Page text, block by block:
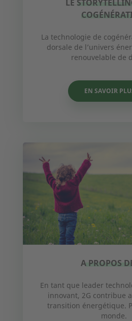
Politique de confidentialité:
vous nous autorisez à prendre
transmettre votre demande à
que des vendeurs, afin de
SOUMETTRE
Consulter un expert
LE
La technologie de
dorsale de l’univers
renouvelable de
EN SAVOIR
A PROPOS
En tant que leader
innovant, 2G contribue
transition énergétique.
monde.